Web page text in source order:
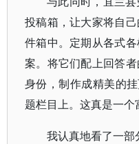
投稿箱，让大家将自
件箱中。定期从各式
案。将它们配上回答
身份，制作成精美的
题栏目上。这真是一个
我认真地看了一部